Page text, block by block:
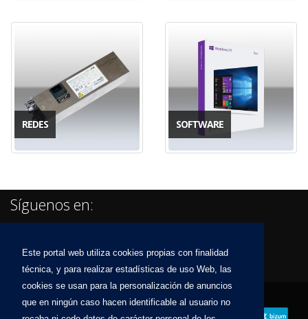
Este portal web utiliza cookies propias con finalidad
técnica, y para realizar estadísticas de uso Web, las
cookies se usan para la personalización de anuncios
que en ningún caso hacen identificable al usuario no
REDES SOFTWARE
Síguenos en: